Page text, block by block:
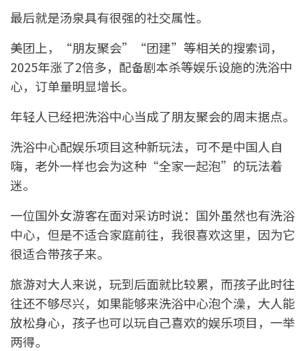
最后就是汤泉具有很强的社交属性。
美团上，“朋友聚会”“团建”等相关的搜索词，
2025年涨了2倍多，配备剧本杀等娱乐设施的洗浴中
心，订单量明显增长。
年轻人已经把洗浴中心当成了朋友聚会的周末据点。
洗浴中心配娱乐项目这种新玩法，可不是中国人自
嗨，老外一样也会为这种“全家一起泡”的玩法着
迷。
一位国外女游客在面对采访时说：国外虽然也有洗浴
中心，但是不适合家庭前往，我很喜欢这里，因为它
很适合带孩子来。
旅游对大人来说，玩到后面就比较累，而孩子此时往
往还不够尽兴，如果能够来洗浴中心泡个澡，大人能
放松身心，孩子也可以玩自己喜欢的娱乐项目，一举
两得。